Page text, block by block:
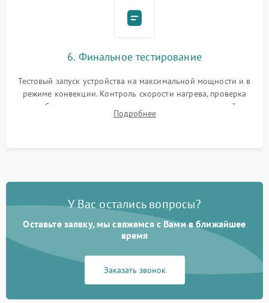
6. Финальное тестирование
Тестовый запуск устройства на максимальной мощности и в
режиме конвекции. Контроль скорости нагрева, проверка
срабатывания термостата при достижении заданной
температуры и тест на отсутствие утечек тока.
Подробнее
У Вас остались вопросы?
Оставьте заявку, мы свяжемся с Вами в ближайшее
время
Заказать звонок